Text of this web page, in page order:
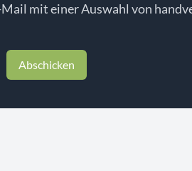
mit einer Auswahl von
Abschicken